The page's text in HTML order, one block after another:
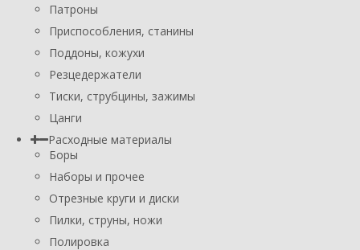
Патроны
Приспособления, станины
Поддоны, кожухи
Резцедержатели
Тиски, струбцины, зажимы
Цанги
Расходные материалы
Боры
Наборы и прочее
Отрезные круги и диски
Пилки, струны, ножи
Полировка